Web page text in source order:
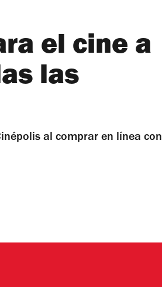
el cine a
las
al comprar en línea con